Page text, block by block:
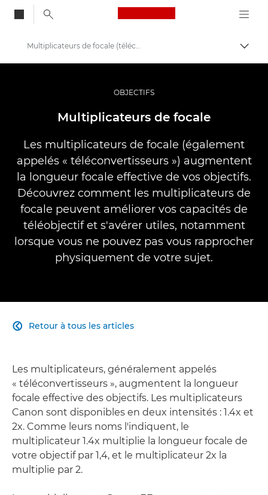
Canon Logo, back
Vidéo et photographie professionnelles
Banque d'informations : source d'informations sur la photographie
Multiplicateurs de focale (téléconvertisseurs)
OBJECTIFS
Multiplicateurs de focale
Les multiplicateurs de focale (également
appelés « téléconvertisseurs ») augmentent
la longueur focale effective de vos objectifs.
Découvrez comment les multiplicateurs de
focale peuvent améliorer vos capacités de
téléobjectif et s'avérer utiles, notamment
lorsque vous ne pouvez pas vous rapprocher
physiquement de votre sujet.
Retour à tous les articles

Les multiplicateurs, généralement appelés
« téléconvertisseurs », augmentent la longueur
focale effective des objectifs. Les multiplicateurs
Canon sont disponibles en deux intensités : 1.4x et
2x. Comme leurs noms l'indiquent, le
multiplicateur 1.4x multiplie la longueur focale de
votre objectif par 1,4, et le multiplicateur 2x la
multiplie par 2.